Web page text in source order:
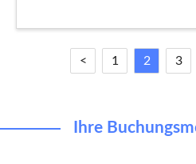
< 1 2 3
Ihre